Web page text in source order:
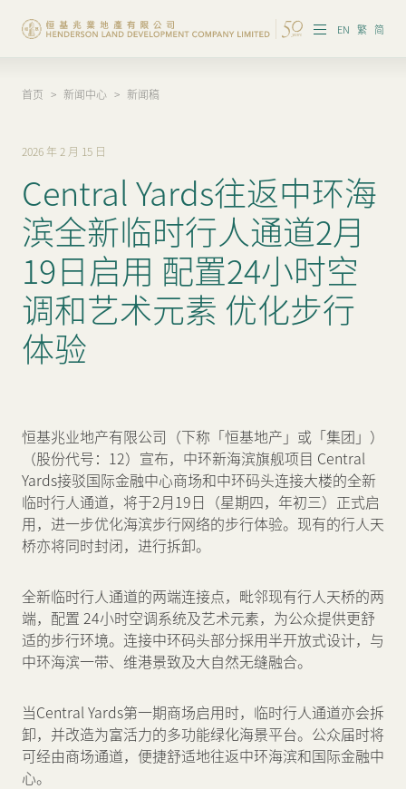
EN 繁 简
集团概览
投资者资讯
香港物业
内地物业
企业管治
可持续发展
我们的团队
新闻中心
联络我们 网页连结
首页 > 新闻中心 > 新闻稿
2026 年 2 月 15 日
Central Yards往返中环海
滨全新临时行人通道2月
19日启用 配置24小时空
调和艺术元素 优化步行
体验
恒基兆业地产有限公司（下称「恒基地产」或「集团」）
（股份代号：12）宣布，中环新海滨旗舰项目 Central
Yards接驳国际金融中心商场和中环码头连接大楼的全新
临时行人通道，将于2月19日（星期四，年初三）正式启
用，进一步优化海滨步行网络的步行体验。现有的行人天
桥亦将同时封闭，进行拆卸。
全新临时行人通道的两端连接点，毗邻现有行人天桥的两
端，配置 24小时空调系统及艺术元素，为公众提供更舒
适的步行环境。连接中环码头部分採用半开放式设计，与
中环海滨一带、维港景致及大自然无缝融合。
当Central Yards第一期商场启用时，临时行人通道亦会拆
卸，并改造为富活力的多功能绿化海景平台。公众届时将
可经由商场通道，便捷舒适地往返中环海滨和国际金融中
心。